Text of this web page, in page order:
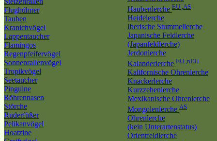
Flughühner
Tauben
Kranichvögel
Lappentaucher
Flamingos
Regenpfeifervögel
Sonnenrallenvögel
Tropikvögel
Seetaucher
Pinguine
Röhrennasen
Störche
Ruderfüßer
Pelikanvögel
Hoatzine
Haubenlerche EU ,AS
Heidelerche
Iberische Stummellerche
Japanische Feldlerche
(Japanfeldlerche)
Jerdonlerche
Kalanderlerche EU ,nEU
Kalifornische Ohrenlerche
Knackerlerche
Kurzzehenlerche
Mexikanische Ohrenlerche
Mongolenlerche AS
Ohrenlerche
(kein Unterartenstatus)
Orientfeldlerche